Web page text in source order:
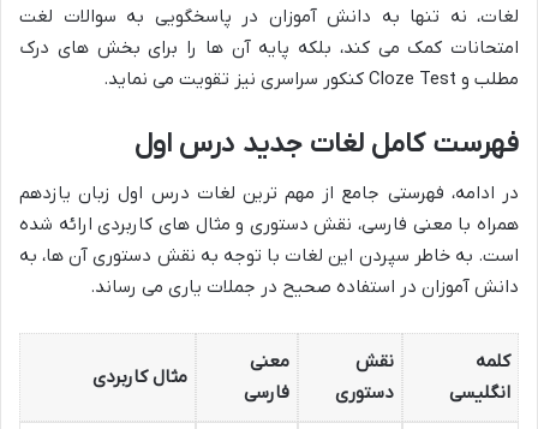
لغات، نه تنها به دانش آموزان در پاسخگویی به سوالات لغت
امتحانات کمک می کند، بلکه پایه آن ها را برای بخش های درک
مطلب و Cloze Test کنکور سراسری نیز تقویت می نماید.
فهرست کامل لغات جدید درس اول
در ادامه، فهرستی جامع از مهم ترین لغات درس اول زبان یازدهم
همراه با معنی فارسی، نقش دستوری و مثال های کاربردی ارائه شده
است. به خاطر سپردن این لغات با توجه به نقش دستوری آن ها، به
دانش آموزان در استفاده صحیح در جملات یاری می رساند.
کلمه
انگلیسی
نقش
دستوری
معنی
فارسی
مثال کاربردی